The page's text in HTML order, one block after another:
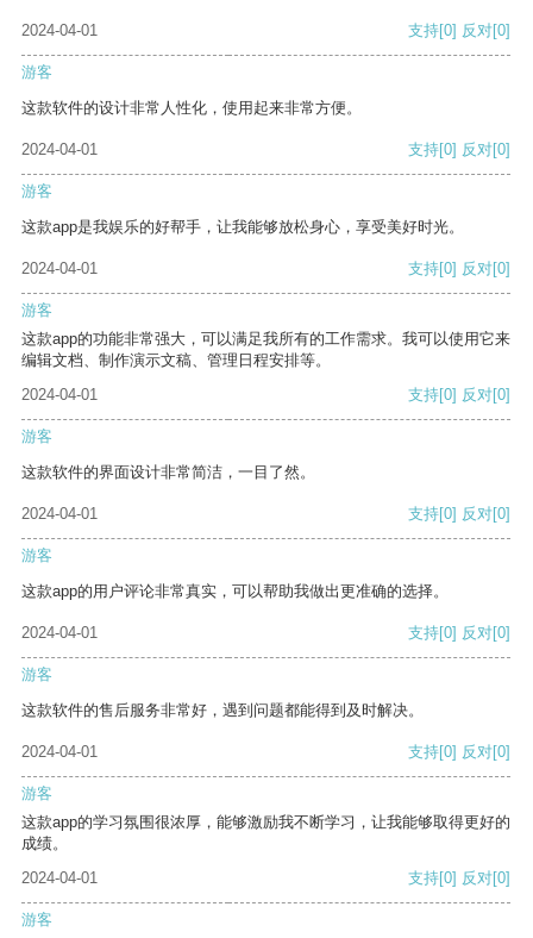
2024-04-01 支持[0] 反对[0]
游客
这款软件的设计非常人性化，使用起来非常方便。
2024-04-01 支持[0] 反对[0]
游客
这款app是我娱乐的好帮手，让我能够放松身心，享受美好时光。
2024-04-01 支持[0] 反对[0]
游客
这款app的功能非常强大，可以满足我所有的工作需求。我可以使用它来
编辑文档、制作演示文稿、管理日程安排等。
2024-04-01
支持[0] 反对[0]
游客
这款软件的界面设计非常简洁，一目了然。
2024-04-01 支持[0] 反对[0]
游客
这款app的用户评论非常真实，可以帮助我做出更准确的选择。
2024-04-01 支持[0] 反对[0]
游客
这款软件的售后服务非常好，遇到问题都能得到及时解决。
2024-04-01 支持[0] 反对[0]
游客
这款app的学习氛围很浓厚，能够激励我不断学习，让我能够取得更好的
成绩。
2024-04-01
支持[0] 反对[0]
游客